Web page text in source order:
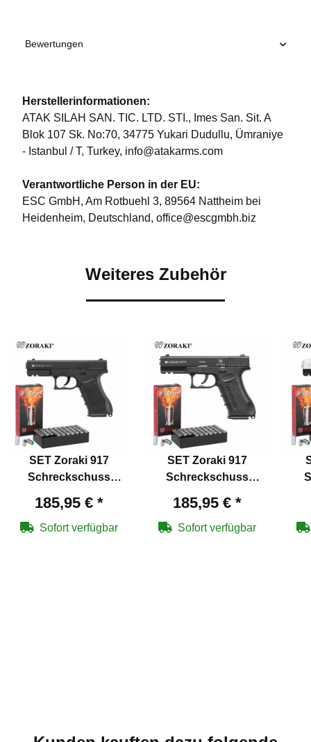
Bewertungen
Herstellerinformationen:
ATAK SILAH SAN. TIC. LTD. STI., Imes San. Sit. A
Blok 107 Sk. No:70, 34775 Yukari Dudullu, Ümraniye
- Istanbul / T, Turkey, info@atakarms.com
Verantwortliche Person in der EU:
ESC GmbH, Am Rotbuehl 3, 89564 Nattheim bei
Heidenheim, Deutschland, office@escgmbh.biz
Weiteres Zubehör
SET Zoraki 917
Schreckschuss
P.A.K. (P18) + 50
Platzpatronen 9 mm
185,95 € *
Sofort verfügbar
SET Zoraki 917
Schreckschuss
brüniert/Chrom 9 mm
P.A.K. (P18) + 50
185,95 € *
Sofort verfügbar